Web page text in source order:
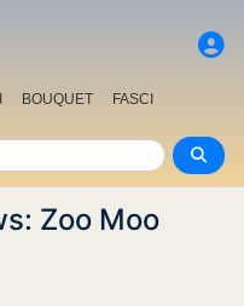
BOUQUET
FASCI
Zoo Moo